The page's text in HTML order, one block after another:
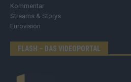
Kommentar
Streams & Storys
Eurovision
FLASH – DAS VIDEOPORTAL